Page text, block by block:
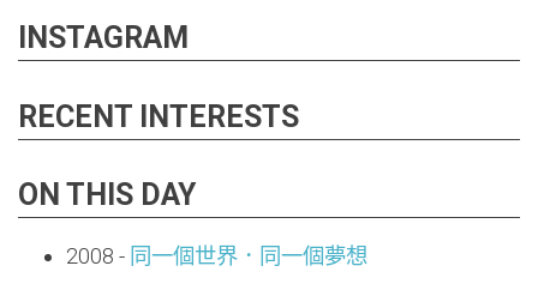
INSTAGRAM
RECENT INTERESTS
ON THIS DAY
2008 - 同一個世界．同一個夢想